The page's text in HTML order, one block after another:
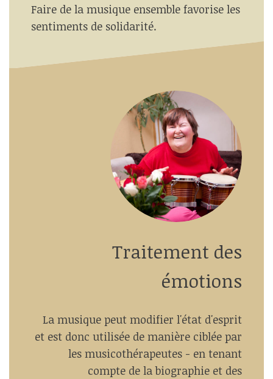
Faire de la musique ensemble favorise les
sentiments de solidarité.
Traitement des
émotions
La musique peut modifier l'état d'esprit
et est donc utilisée de manière ciblée par
les musicothérapeutes - en tenant
compte de la biographie et des